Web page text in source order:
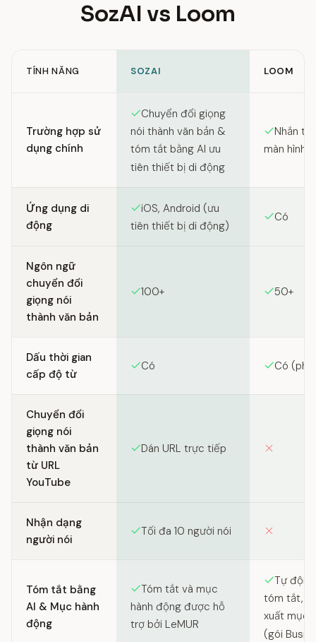
SozAI vs Loom
TÍNH NĂNG SOZAI LOOM
Trường hợp sử
dụng chính
Chuyển đổi giọng
nói thành văn bản &
tóm tắt bằng AI ưu
tiên thiết bị di động
Nhắn
màn hình
Ứng dụng di
động
iOS, Android (ưu
tiên thiết bị di động)
Có
Ngôn ngữ
chuyển đổi
giọng nói
thành văn bản
100+ 50+
Dấu thời gian
cấp độ từ
Có Có
Chuyển đổi
giọng nói
thành văn bản
từ URL
YouTube
Dán URL trực tiếp
Nhận dạng
người nói
Tối đa 10 người nói
Tóm tắt bằng
AI & Mục hành
động
Tóm tắt và mục
hành động được hỗ
trợ bởi LeMUR
Tự
tóm tắt,
xuất mục
(gói